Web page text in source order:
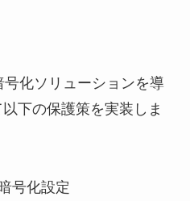
化ソリューションを導
下の保護策を実装しま
号化設定